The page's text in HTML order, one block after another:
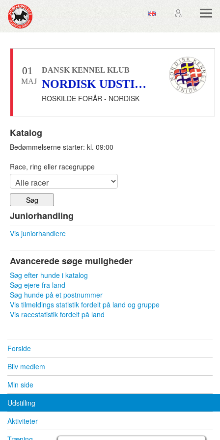
01
MAJ
DANSK KENNEL KLUB
NORDISK UDSTILLING
ROSKILDE FORÅR - NORDISK
Katalog
Bedømmelserne starter: kl. 09:00
Race, ring eller racegruppe
Juniorhandling
Vis juniorhandlere
Avancerede søge muligheder
Søg efter hunde i katalog
Søg ejere fra land
Søg hunde på et postnummer
Vis tilmeldings statistik fordelt på land og gruppe
Vis racestatistik fordelt på land
Forside
Bliv medlem
Min side
Udstilling
Aktiviteter